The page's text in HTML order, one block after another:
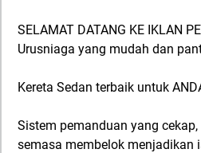
SELAMAT DATANG KE IKLAN
Urusniaga yang mudah dan
Kereta Sedan terbaik untuk
Sistem pemanduan yang
semasa membelok menjadikan